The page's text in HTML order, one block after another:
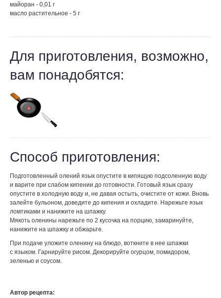
майоран - 0,01 г
масло растительное - 5 г
Для приготовления, возможно,
вам понадобятся:
Способ приготовления:
Подготовленный олений язык опустите в кипящую подсоленную воду
и варите при слабом кипении до готовности. Готовый язык сразу
опустите в холодную воду и, не давая остыть, очистите от кожи. Вновь
залейте бульоном, доведите до кипения и охладите. Нарежьте язык
ломтиками и нанижите на шпажку.
Мякоть оленины нарежьте по 2 кусочка на порцию, замаринуйте,
нанижите на шпажку и обжарьте.
При подаче уложите оленину на блюдо, воткните в нее шпажки
с языком. Гарнируйте рисом. Декорируйте огурцом, помидором,
зеленью и соусом.
Автор рецепта: